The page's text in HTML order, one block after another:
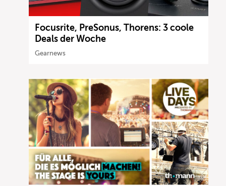
Focusrite, PreSonus, Thorens: 3 coole
Deals der Woche
Gearnews